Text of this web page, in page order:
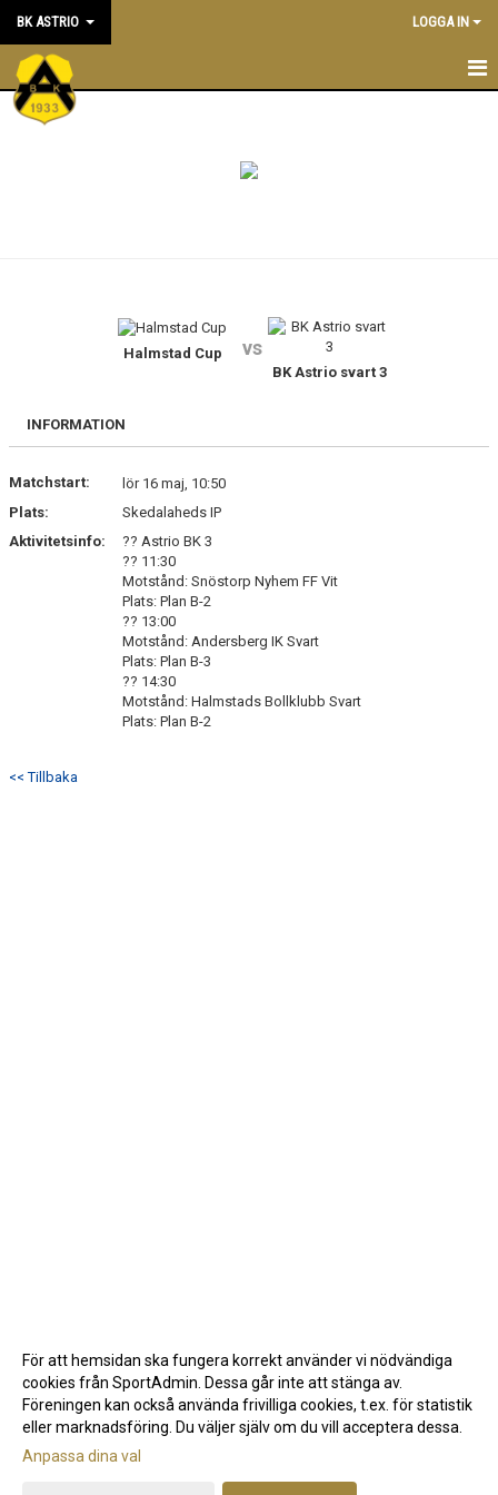
BK ASTRIO LOGGA IN
HEM
STÖTTA BK ASTRIO
TRYGG I ASTRIO
BK ASTRIO LOPPIS & CAFÉ
Halmstad Cup vs
BK Astrio svart 3
INFORMATION
Matchstart:
lör 16 maj, 10:50
Plats:
Skedalaheds IP
Aktivitetsinfo:
?? Astrio BK 3
?? 11:30
Motstånd: Snöstorp Nyhem FF Vit
Plats: Plan B-2
?? 13:00
Motstånd: Andersberg IK Svart
Plats: Plan B-3
?? 14:30
Motstånd: Halmstads Bollklubb Svart
Plats: Plan B-2
<< Tillbaka
Gå till Webbversion
För att hemsidan ska fungera korrekt använder vi nödvändiga
cookies från SportAdmin. Dessa går inte att stänga av.
Föreningen kan också använda frivilliga cookies, t.ex. för statistik
eller marknadsföring. Du väljer själv om du vill acceptera dessa.
Anpassa dina val